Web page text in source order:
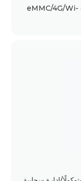
TI AM6231/1 جيجابايت رام/8 جيجابايت eMMC/4G/Wi-